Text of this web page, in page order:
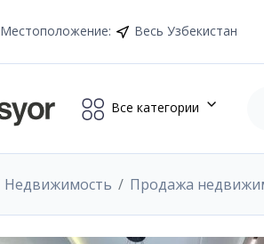
Местоположение: Весь Узбекистан
Все категории
Недвижимость Продажа